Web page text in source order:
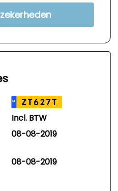
NL ZT627T
Incl. BTW
08-08-2019
08-08-2019